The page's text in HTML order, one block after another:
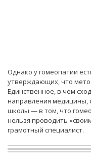
Однако у гомеопатии
утверждающих, что
Единственное, в чем
направления медицины,
школы — в том, что
нельзя проводить
грамотный специалист.